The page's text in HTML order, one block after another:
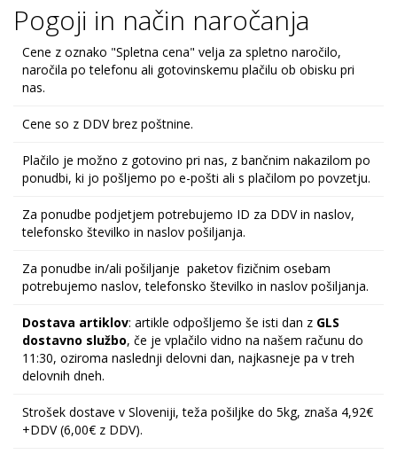
Pogoji in način naročanja
Cene z oznako "Spletna cena" velja za spletno naročilo,
naročila po telefonu ali gotovinskemu plačilu ob obisku pri
nas.
Cene so z DDV brez poštnine.
Plačilo je možno z gotovino pri nas, z bančnim nakazilom po
ponudbi, ki jo pošljemo po e-pošti ali s plačilom po povzetju.
Za ponudbe podjetjem potrebujemo ID za DDV in naslov,
telefonsko številko in naslov pošiljanja.
Za ponudbe in/ali pošiljanje paketov fizičnim osebam
potrebujemo naslov, telefonsko številko in naslov pošiljanja.
Dostava artiklov: artikle odpošljemo še isti dan z GLS
dostavno službo, če je vplačilo vidno na našem računu do
11:30, oziroma naslednji delovni dan, najkasneje pa v treh
delovnih dneh.
Strošek dostave v Sloveniji, teža pošiljke do 5kg, znaša 4,92€
+DDV (6,00€ z DDV).